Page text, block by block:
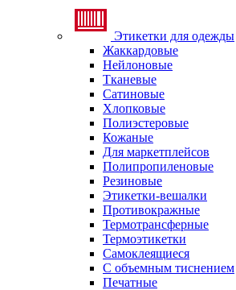
Этикетки для одежды
Жаккардовые
Нейлоновые
Тканевые
Сатиновые
Хлопковые
Полиэстеровые
Кожаные
Для маркетплейсов
Полипропиленовые
Резиновые
Этикетки-вешалки
Противокражные
Термотрансферные
Термоэтикетки
Самоклеящиеся
С объемным тиснением
Печатные